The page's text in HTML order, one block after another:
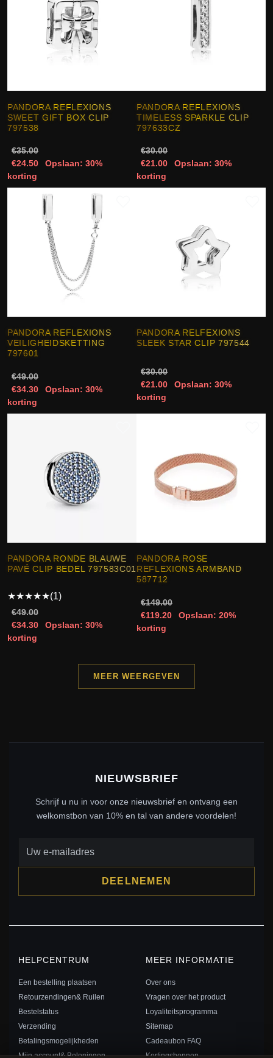
PANDORA REFLEXIONS
SWEET GIFT BOX CLIP
797538
€35.00
€24.50
Opslaan: 30%
korting
PANDORA REFLEXIONS
TIMELESS SPARKLE CLIP
797633CZ
€30.00
€21.00
Opslaan: 30%
korting
PANDORA REFLEXIONS
VEILIGHEIDSKETTING
797601
€49.00
€34.30
Opslaan: 30%
korting
PANDORA RELFEXIONS
SLEEK STAR CLIP 797544
€30.00
€21.00
Opslaan: 30%
korting
PANDORA RONDE BLAUWE
PAVÉ CLIP BEDEL 797583C01
★★★★★(1)
€49.00
€34.30
Opslaan: 30%
korting
PANDORA ROSE
REFLEXIONS ARMBAND
587712
€149.00
€119.20
Opslaan: 20%
korting
MEER WEERGEVEN
NIEUWSBRIEF
Schrijf u nu in voor onze nieuwsbrief en ontvang een
welkomstbon van 10% en tal van andere voordelen!
DEELNEMEN
HELPCENTRUM
Een bestelling plaatsen
Retourzendingen& Ruilen
Bestelstatus
Verzending
Betalingsmogelijkheden
Mijn account& Beloningen
MEER INFORMATIE
Over ons
Vragen over het product
Loyaliteitsprogramma
Sitemap
Cadeaubon FAQ
Kortingsbonnen